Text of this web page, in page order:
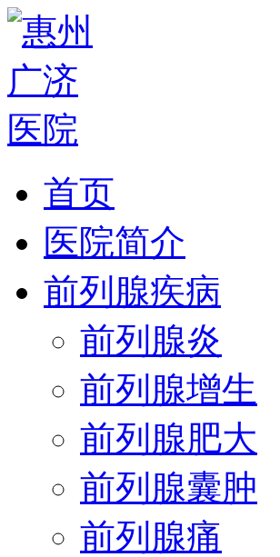
首页
医院简介
前列腺疾病
前列腺炎
前列腺增生
前列腺肥大
前列腺囊肿
前列腺痛